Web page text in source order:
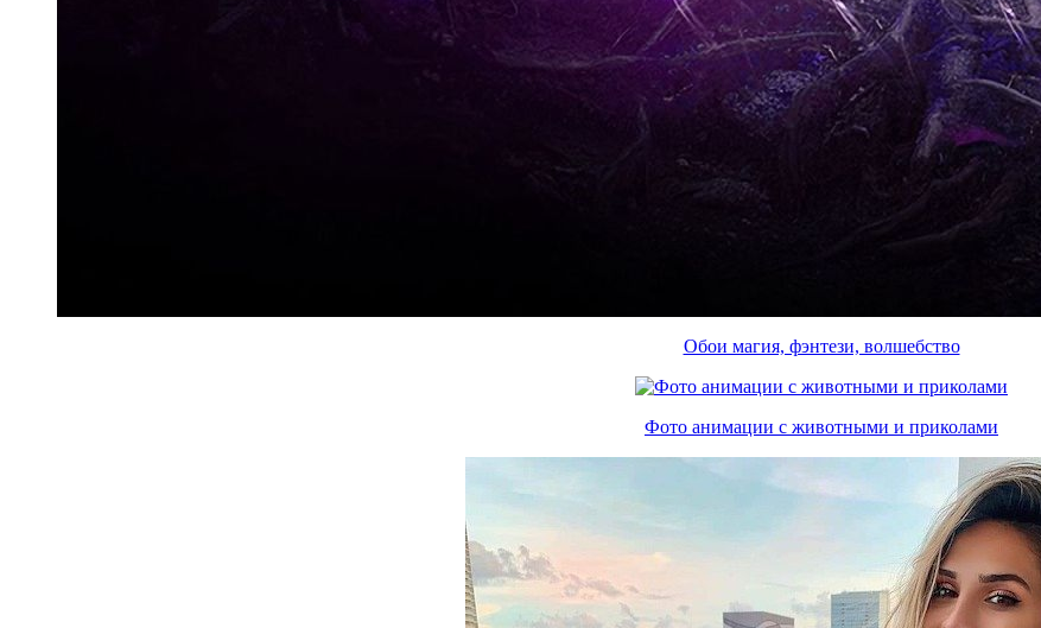
Обои магия, фэнтези, волшебство
Фото анимации с животными и приколами